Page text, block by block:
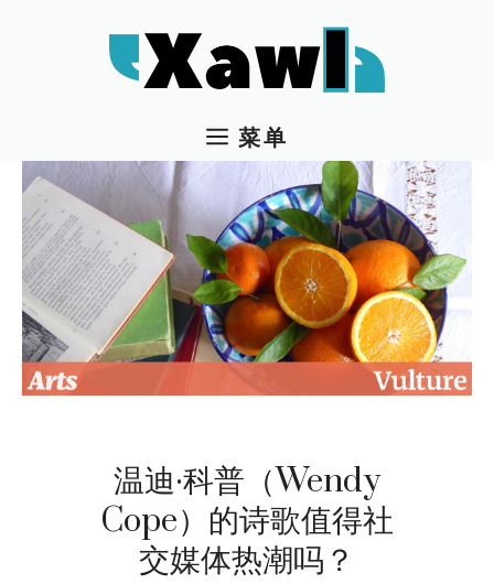
菜单
温迪·科普（Wendy
Cope）的诗歌值得社
交媒体热潮吗？